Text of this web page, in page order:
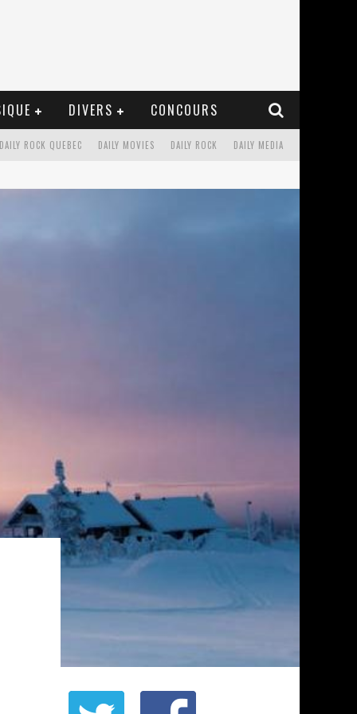
DIVERS CONCOURS
DAILY MEDIA
DAILY ROCK
DAILY MOVIES
DAILY ROCK QUEBEC